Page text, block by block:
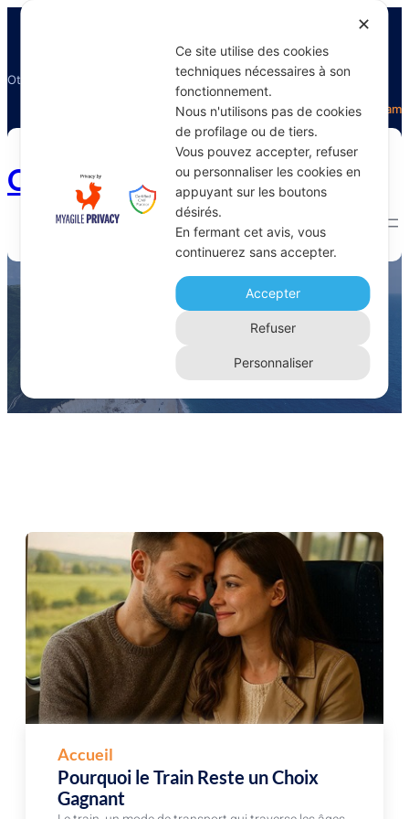
Otectours, le spécialiste du voyage
FacebookTwitterInstagram
Otectours.com
réduire les coûts transport
Home
Accueil
Pourquoi le Train Reste un Choix
Gagnant
✕
Ce site utilise des cookies
techniques nécessaires à son
fonctionnement.
Nous n'utilisons pas de cookies
de profilage ou de tiers.
Vous pouvez accepter, refuser
ou personnaliser les cookies en
appuyant sur les boutons
désirés.
En fermant cet avis, vous
continuerez sans accepter.
Accepter
Refuser
Personnaliser